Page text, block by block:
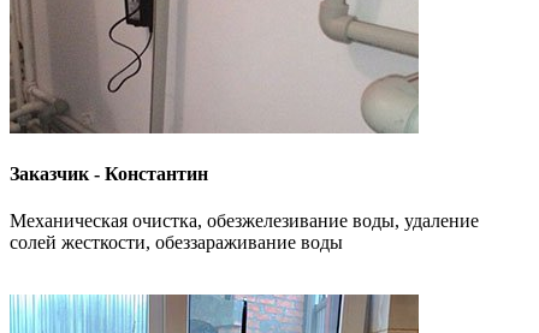
Заказчик - Константин
Механическая очистка, обезжелезивание воды, удаление
солей жесткости, обеззараживание воды